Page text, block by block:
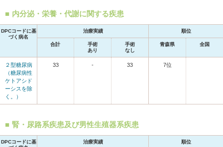
内分泌・栄養・代謝に関する疾患
DPCコードに基
づく病名
治療実績 順位
合計
手術
あり
手術
なし
青森県 全国
２型糖尿病
（糖尿病性
ケトアシド
ーシスを除
く。）
33 - 33 7位
腎・尿路系疾患及び男性生殖器系疾患
DPCコードに基
治療実績 順位